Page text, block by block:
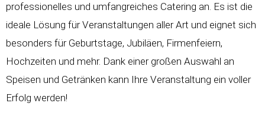
professionelles und umfangreiches Catering an. Es ist die
ideale Lösung für Veranstaltungen aller Art und eignet sich
besonders für Geburtstage, Jubiläen, Firmenfeiern,
Hochzeiten und mehr. Dank einer großen Auswahl an
Speisen und Getränken kann Ihre Veranstaltung ein voller
Erfolg werden!